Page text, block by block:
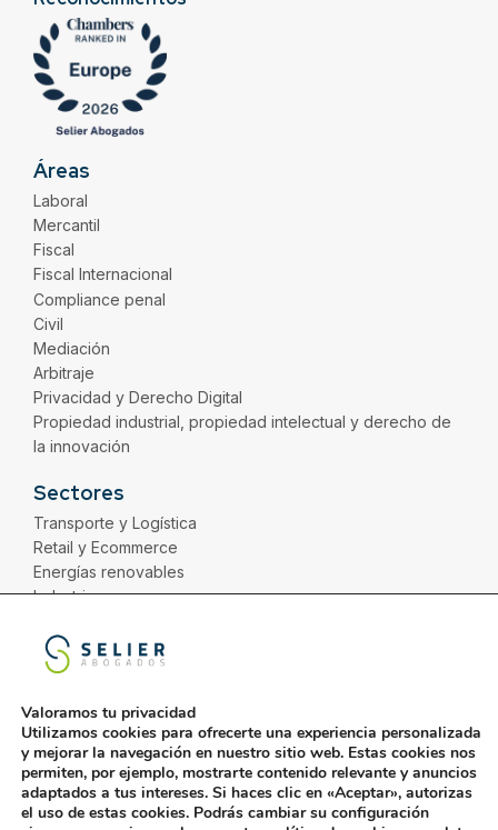
Áreas
Laboral
Mercantil
Fiscal
Fiscal Internacional
Compliance penal
Civil
Mediación
Arbitraje
Privacidad y Derecho Digital
Propiedad industrial, propiedad intelectual y derecho de
la innovación
Sectores
Transporte y Logística
Retail y Ecommerce
Energías renovables
Industria
Servicios
Financiero
Aviso Legal Política de Gestión Política de Privacidad
Valoramos tu privacidad
Utilizamos cookies para ofrecerte una experiencia personalizada
y mejorar la navegación en nuestro sitio web. Estas cookies nos
permiten, por ejemplo, mostrarte contenido relevante y anuncios
adaptados a tus intereses. Si haces clic en «Aceptar», autorizas
el uso de estas cookies. Podrás cambiar su configuración